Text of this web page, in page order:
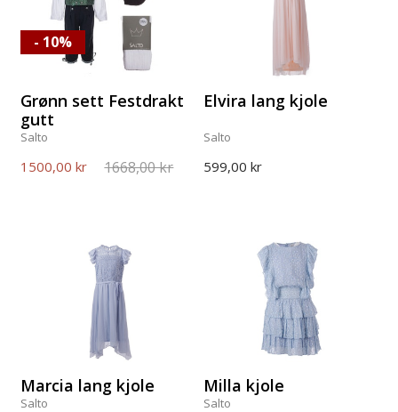
Grønn sett Festdrakt
gutt
Salto
1500,00 kr 1668,00 kr
- 10%
Elvira lang kjole
Salto
599,00 kr
Marcia lang kjole
Salto
Milla kjole
Salto